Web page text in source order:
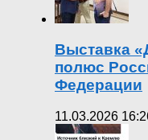
Выставка
полюс
Федерации
11.03.2026